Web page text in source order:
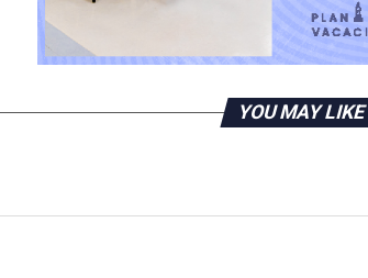
YOU MAY LIKE